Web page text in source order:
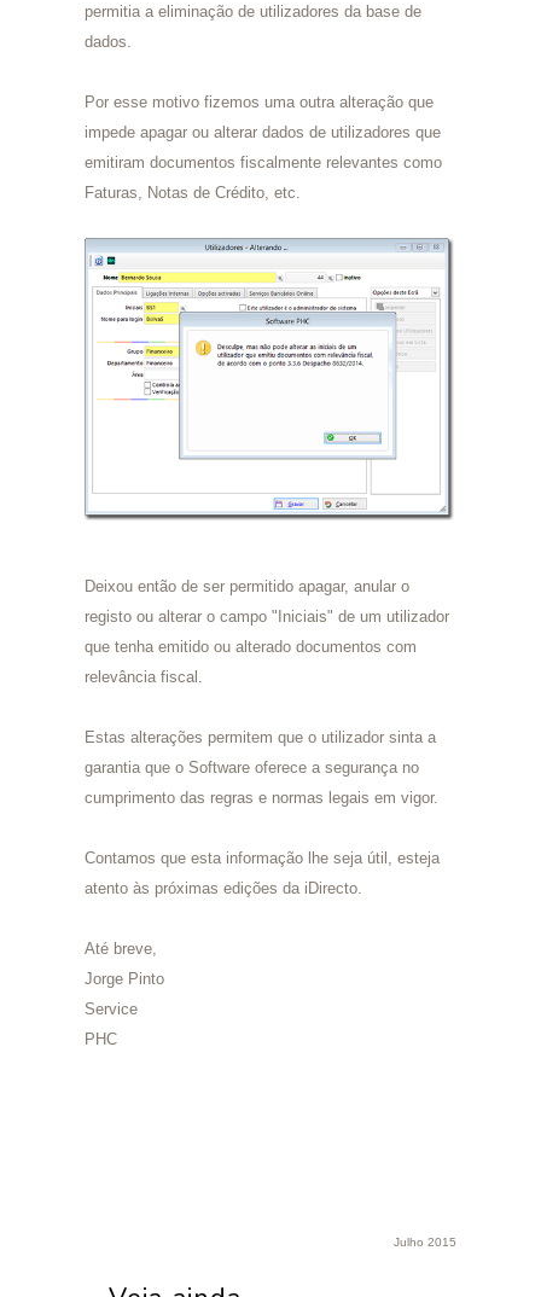
permitia a eliminação de utilizadores da base de
dados.
Por esse motivo fizemos uma outra alteração que
impede apagar ou alterar dados de utilizadores que
emitiram documentos fiscalmente relevantes como
Faturas, Notas de Crédito, etc.
Deixou então de ser permitido apagar, anular o
registo ou alterar o campo "Iniciais" de um utilizador
que tenha emitido ou alterado documentos com
relevância fiscal.
Estas alterações permitem que o utilizador sinta a
garantia que o Software oferece a segurança no
cumprimento das regras e normas legais em vigor.
Contamos que esta informação lhe seja útil, esteja
atento às próximas edições da iDirecto.
Até breve,
Jorge Pinto
Service
PHC
Julho 2015